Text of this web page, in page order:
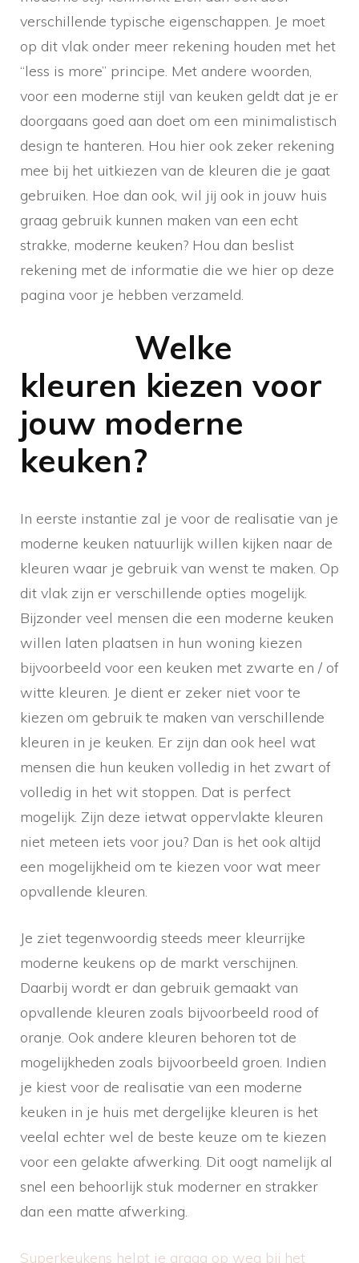
verschillende typische eigenschappen. Je moet
op dit vlak onder meer rekening houden met het
“less is more” principe. Met andere woorden,
voor een moderne stijl van keuken geldt dat je er
doorgaans goed aan doet om een minimalistisch
design te hanteren. Hou hier ook zeker rekening
mee bij het uitkiezen van de kleuren die je gaat
gebruiken. Hoe dan ook, wil jij ook in jouw huis
graag gebruik kunnen maken van een echt
strakke, moderne keuken? Hou dan beslist
rekening met de informatie die we hier op deze
pagina voor je hebben verzameld.
Welke
kleuren kiezen voor
jouw moderne
keuken?
In eerste instantie zal je voor de realisatie van je
moderne keuken natuurlijk willen kijken naar de
kleuren waar je gebruik van wenst te maken. Op
dit vlak zijn er verschillende opties mogelijk.
Bijzonder veel mensen die een moderne keuken
willen laten plaatsen in hun woning kiezen
bijvoorbeeld voor een keuken met zwarte en / of
witte kleuren. Je dient er zeker niet voor te
kiezen om gebruik te maken van verschillende
kleuren in je keuken. Er zijn dan ook heel wat
mensen die hun keuken volledig in het zwart of
volledig in het wit stoppen. Dat is perfect
mogelijk. Zijn deze ietwat oppervlakte kleuren
niet meteen iets voor jou? Dan is het ook altijd
een mogelijkheid om te kiezen voor wat meer
opvallende kleuren.
Je ziet tegenwoordig steeds meer kleurrijke
moderne keukens op de markt verschijnen.
Daarbij wordt er dan gebruik gemaakt van
opvallende kleuren zoals bijvoorbeeld rood of
oranje. Ook andere kleuren behoren tot de
mogelijkheden zoals bijvoorbeeld groen. Indien
je kiest voor de realisatie van een moderne
keuken in je huis met dergelijke kleuren is het
veelal echter wel de beste keuze om te kiezen
voor een gelakte afwerking. Dit oogt namelijk al
snel een behoorlijk stuk moderner en strakker
dan een matte afwerking.
Superkeukens helpt je graag op weg bij het